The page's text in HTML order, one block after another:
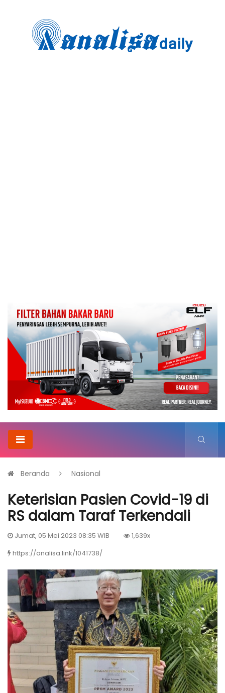
Beranda Nasional
Keterisian Pasien Covid-19 di
RS dalam Taraf Terkendali
Jumat, 05 Mei 2023 08:35 WIB
1,639x
https://analisa.link/1041738/